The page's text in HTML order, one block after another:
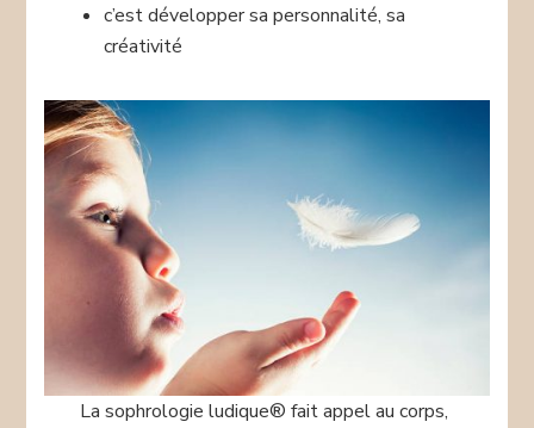
c’est développer sa personnalité, sa
créativité
La sophrologie ludique® fait appel au corps,